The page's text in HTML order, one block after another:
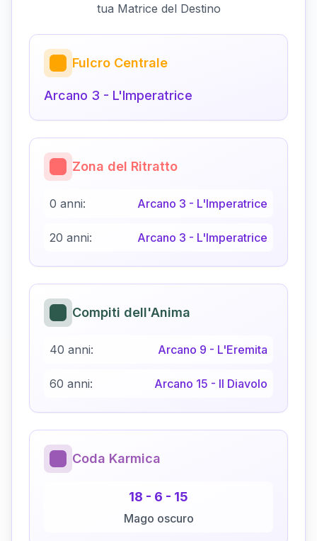
tua Matrice del Destino
Fulcro Centrale
Arcano 3 - L'Imperatrice
Zona del Ritratto
0 anni: Arcano 3 - L'Imperatrice
20 anni: Arcano 3 - L'Imperatrice
Compiti dell'Anima
40 anni: Arcano 9 - L'Eremita
60 anni: Arcano 15 - Il Diavolo
Coda Karmica
18 - 6 - 15
Mago oscuro